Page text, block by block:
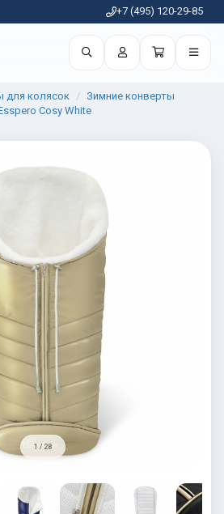
+7 (495) 120-29-85
для колясок
Зимние конверты
Cosy White
1 / 28